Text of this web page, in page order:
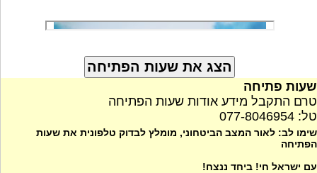
שעות פתיחה
טרם התקבל מידע אודות שעות הפתיחה
טל: 077-8046954
שימו לב: לאור המצב הביטחוני, מומלץ לבדוק טלפונית את שעות
הפתיחה
עם ישראל חי! ביחד ננצח!